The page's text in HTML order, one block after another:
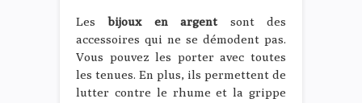
Lesbijoux en argent sont des
accessoires qui ne se démodent pas.
Vous pouvez les porter avec toutes
les tenues. En plus, ils permettent de
lutter contre le rhume et la grippe